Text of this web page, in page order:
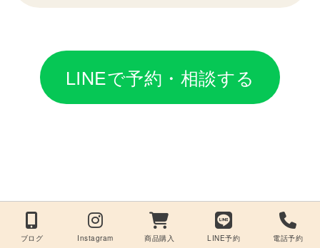
LINEで予約・相談する
ブログ Instagram 商品購入 LINE予約 電話予約